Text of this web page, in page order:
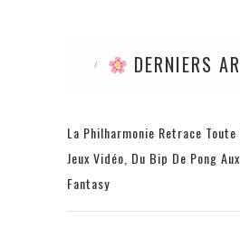
DERNIERS
La Philharmonie Retrace Toute
Jeux Vidéo, Du Bip De Pong
Fantasy